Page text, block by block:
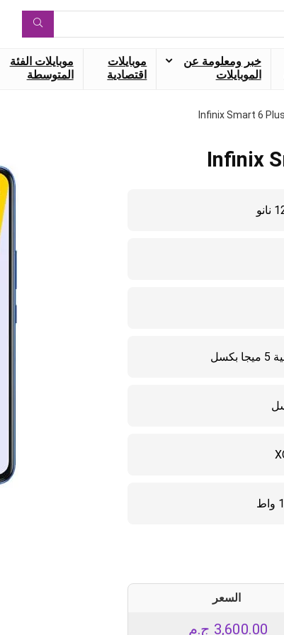
خبر ومعلومة عن
الموبايلات
موبايلات
اقتصادية
موبايلات الفئة
المتوسطة
السعر
ج.م 3,600.00